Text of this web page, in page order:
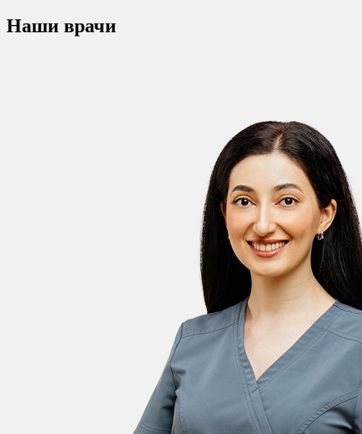
Наши врачи